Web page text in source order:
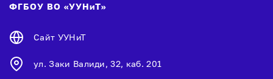
ФГБОУ ВО «УУНиТ»
Сайт УУНиТ
ул. Заки Валиди, 32, каб. 201